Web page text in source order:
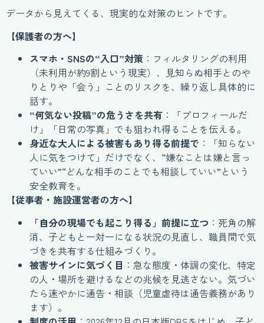
データから見えてくる、現実的な対策のヒントです。
【保護者の方へ】
スマホ・SNSの“入口”対策 ：フィルタリングの利用
（未利用が約9割という現実）、見知らぬ相手とのや
りとりや「会う」ことのリスクを、繰り返し具体的に
話す。
“何気ない投稿”の危うさを共有 ：「プロフィールだ
け」「日常の写真」でも狙われ得ることを伝える。
身近な大人による被害もあり得る前提で ：「知らない
人に気をつけて」だけでなく、“嫌なことは嫌と言っ
ていい”“どんな相手のことでも相談していい”という
安全教育を。
【従事者・施設運営者の方へ】
「自分の現場でも起こり得る」前提に立つ ：死角の解
消、子どもと一対一になる状況の見直し、職員間で気
づきを共有する仕組みづくり。
被害サインに気づく目 ：急な態度・体調の変化、特定
の人・場所を避けるなどの兆候を見逃さない。気づい
たら速やかに通告・相談（児童虐待は通告義務があり
ます）。